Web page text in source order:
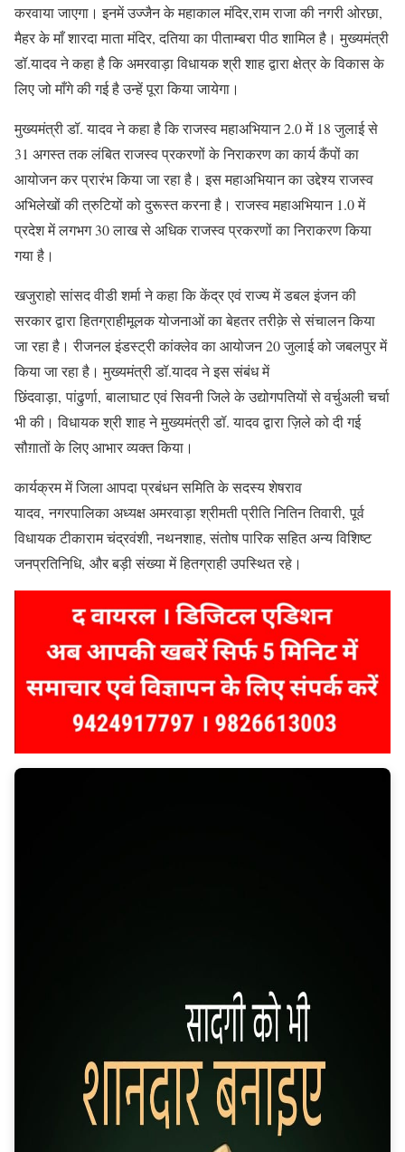
करवाया जाएगा। इनमें उज्जैन के महाकाल मंदिर,राम राजा की नगरी ओरछा,
मैहर के माँ शारदा माता मंदिर, दतिया का पीताम्बरा पीठ शामिल है। मुख्यमंत्री
डॉ.यादव ने कहा है कि अमरवाड़ा विधायक श्री शाह द्वारा क्षेत्र के विकास के
लिए जो माँगे की गई है उन्हें पूरा किया जायेगा।
मुख्यमंत्री डॉ. यादव ने कहा है कि राजस्व महाअभियान 2.0 में 18 जुलाई से
31 अगस्त तक लंबित राजस्व प्रकरणों के निराकरण का कार्य कैंपों का
आयोजन कर प्रारंभ किया जा रहा है। इस महाअभियान का उद्देश्य राजस्व
अभिलेखों की त्रुटियों को दुरूस्त करना है। राजस्व महाअभियान 1.0 में
प्रदेश में लगभग 30 लाख से अधिक राजस्व प्रकरणों का निराकरण किया
गया है।
खजुराहो सांसद वीडी शर्मा ने कहा कि केंद्र एवं राज्य में डबल इंजन की
सरकार द्वारा हितग्राहीमूलक योजनाओं का बेहतर तरीक़े से संचालन किया
जा रहा है। रीजनल इंडस्ट्री कांक्लेव का आयोजन 20 जुलाई को जबलपुर में
किया जा रहा है। मुख्यमंत्री डॉ.यादव ने इस संबंध में
छिंदवाड़ा, पांढुर्णा, बालाघाट एवं सिवनी जिले के उद्योगपतियों से वर्चुअली चर्चा
भी की। विधायक श्री शाह ने मुख्यमंत्री डॉ. यादव द्वारा ज़िले को दी गई
सौग़ातों के लिए आभार व्यक्त किया।
कार्यक्रम में जिला आपदा प्रबंधन समिति के सदस्य शेषराव
यादव, नगरपालिका अध्यक्ष अमरवाड़ा श्रीमती प्रीति नितिन तिवारी, पूर्व
विधायक टीकाराम चंद्रवंशी, नथनशाह, संतोष पारिक सहित अन्य विशिष्ट
जनप्रतिनिधि, और बड़ी संख्या में हितग्राही उपस्थित रहे।